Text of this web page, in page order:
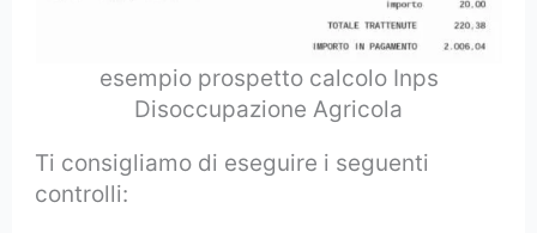
esempio prospetto calcolo Inps
Disoccupazione Agricola
Ti consigliamo di eseguire i seguenti
controlli: